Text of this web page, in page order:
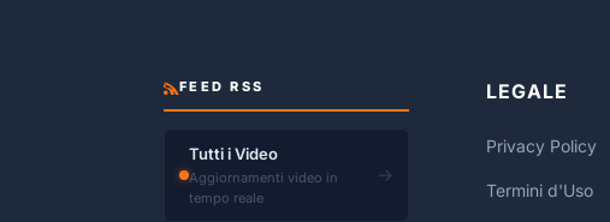
FEED RSS
Tutti i Video
Aggiornamenti video in
tempo reale
→
LEGALE
Privacy Policy
Termini d'Uso